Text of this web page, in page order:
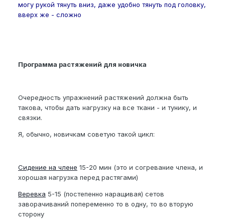
могу рукой тянуть вниз, даже удобно тянуть под головку,
вверх же - сложно
Программа растяжений для новичка
Очередность упражнений растяжений должна быть
такова, чтобы дать нагрузку на все ткани - и тунику, и
связки.
Я, обычно, новичкам советую такой цикл:
Сидение на члене 15-20 мин (это и согревание члена, и
хорошая нагрузка перед растягами)
Веревка 5-15 (постепенно наращивая) сетов
заворачиваний попеременно то в одну, то во вторую
сторону